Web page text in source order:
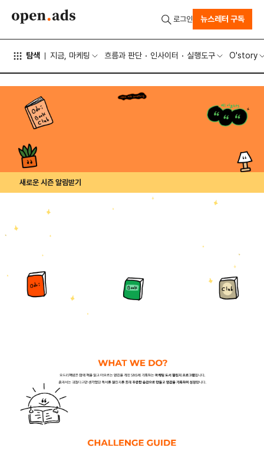
탐색 지금, 마케팅 흐름과 판단 인사이터 실행도구 O'story
로그인 뉴스레터 구독
새로운 시즌 알림받기